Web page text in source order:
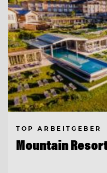
TOP ARBEITGEBER
Mountain